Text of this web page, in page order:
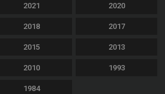
2021 2020
2018 2017
2015 2013
2010 1993
1984